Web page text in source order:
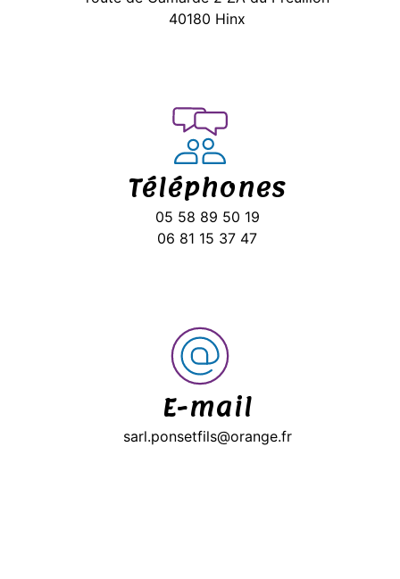
40180 Hinx
Téléphones
05 58 89 50 19
06 81 15 37 47
E-mail
sarl.ponsetfils@orange.fr